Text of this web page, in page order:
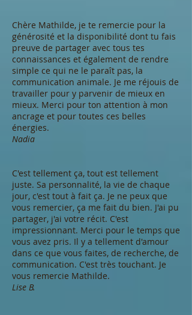
Chère Mathilde, je te remercie pour la
générosité et la disponibilité dont tu fais
preuve de partager avec tous tes
connaissances et également de rendre
simple ce qui ne le paraît pas, la
communication animale. Je me réjouis de
travailler pour y parvenir de mieux en
mieux. Merci pour ton attention à mon
ancrage et pour toutes ces belles
énergies.
Nadia
C'est tellement ça, tout est tellement
juste. Sa personnalité, la vie de chaque
jour, c'est tout à fait ça. Je ne peux que
vous remercier, ça me fait du bien. J'ai pu
partager, j'ai votre récit. C'est
impressionnant. Merci pour le temps que
vous avez pris. Il y a tellement d'amour
dans ce que vous faites, de recherche, de
communication. C'est très touchant. Je
vous remercie Mathilde.
Lise B.